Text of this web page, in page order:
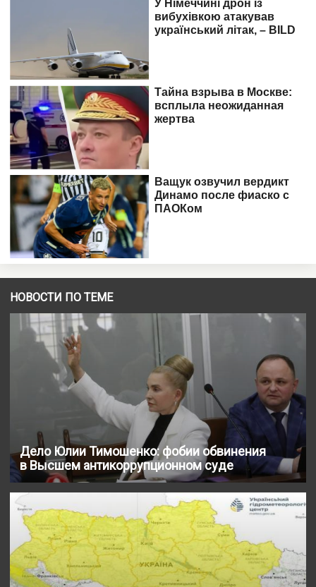
НОВОСТИ ПО ТЕМЕ
Дело Юлии Тимошенко: фобии обвинения
в Высшем антикоррупционном суде